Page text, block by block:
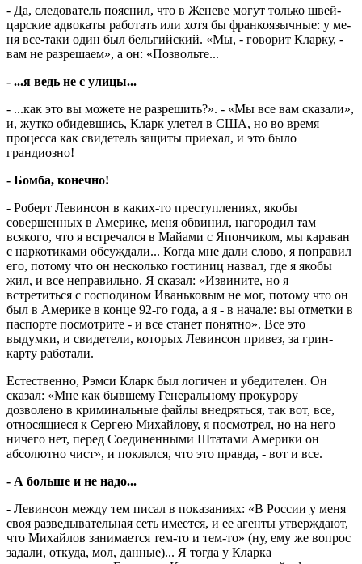
- Да, следователь пояснил, что в Женеве могут только швей­
царские адвокаты работать или хотя бы франкоязычные: у ме­
ня все-таки один был бельгийский. «Мы, - говорит Кларку, -
вам не раз­решаем», а он: «Позво­ль­те...
- ...я ведь не с улицы...
- ...как это вы можете не разрешить?». - «Мы все вам сказали»,
и, жутко обидевшись, Кларк улетел в США, но во время
процесса как свидетель защиты приехал, и это было
грандиозно!
- Бомба, конечно!
- Роберт Левинсон в каких-то преступлениях, якобы
совершенных в Америке, меня обвинил, нагородил там
всякого, что я встречался в Майами с Япончиком, мы караван
с наркотиками обсуждали... Когда мне дали слово, я поправил
его, потому что он несколько гостиниц назвал, где я якобы
жил, и все неправильно. Я сказал: «Извините, но я
встретиться с господином Иваньковым не мог, потому что он
был в Америке в конце 92-го года, а я - в начале: вы отметки в
паспорте посмотрите - и все станет понятно». Все это
выдумки, и свидетели, которых Левинсон привез, за грин-
карту работали.
Естественно, Рэмси Кларк был логичен и убедителен. Он
сказал: «Мне как бывшему Генеральному прокурору
дозволено в криминальные файлы вне­дряться, так вот, все,
относящиеся к Сергею Михайлову, я посмотрел, но на него
ничего нет, перед Соединенными Штатами Америки он
абсолютно чист», и поклялся, что это правда, - вот и все.
- А больше и не надо...
- Левинсон между тем писал в показаниях: «В России у меня
своя разведывательная сеть имеется, и ее агенты утверждают,
что Михайлов занимается тем-то и тем-то» (ну, ему же вопрос
задали, откуда, мол, данные)... Я тогда у Кларка